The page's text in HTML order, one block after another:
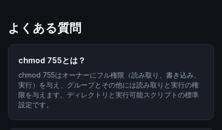
よくある質問
chmod 755とは？
chmod 755はオーナーにフル権限（読み取り、書き込み、
実行）を与え、グループとその他には読み取りと実行の権
限を与えます。ディレクトリと実行可能スクリプトの標準
設定です。